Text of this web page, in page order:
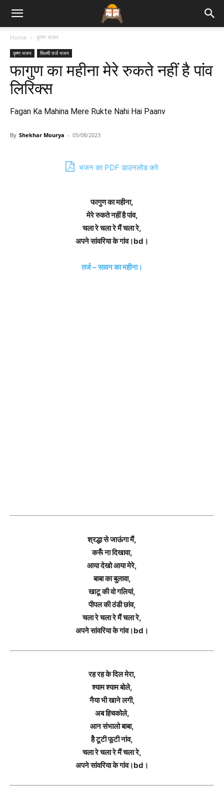
Bhajan
Lyrics
Home कृष्ण भजन
कृष्ण भजन फिल्मी तर्ज भजन
फागुण का महीना मेरे रुकते नहीं है पांव
लिरिक्स
Fagan Ka Mahina Mere Rukte Nahi Hai Paanv
By Shekhar Mourya - 05/08/2023
भजन का PDF डाउनलोड करे
फागुण का महीना,
मेरे रुकते नहीं है पांव,
चला रे चला रे मैं चला रे,
अपने सांवरिया के गांव।bd।
तर्ज – सावन का महीना।
श्रद्धा से जाऊंगा मैं,
करूँ ना दिखावा,
आया देखो आया मेरे,
बाबा का बुलावा,
खाटू की वो गलियां,
पीपल की ठंडी छांव,
चला रे चला रे मैं चला रे,
अपने सांवरिया के गांव।bd।
रह रह के दिल मेरा,
श्याम श्याम बोले,
नैया भी खाने लगी,
अब हिचकोले,
आन संभालो बाबा,
हेै टूटी फूटी नांव,
चला रे चला रे मैं चला रे,
अपने सांवरिया के गांव।bd।